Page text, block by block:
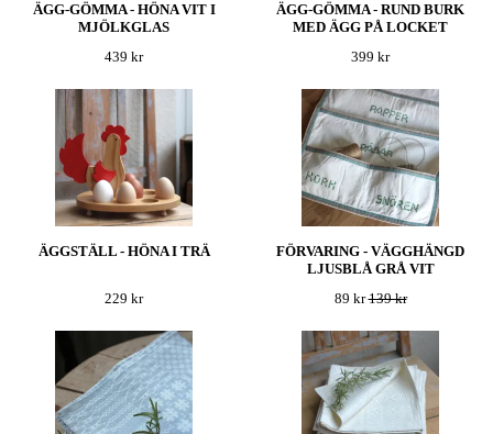
ÄGG-GÖMMA - HÖNA VIT I
MJÖLKGLAS
439 kr
ÄGG-GÖMMA - RUND BURK
MED ÄGG PÅ LOCKET
399 kr
ÄGGSTÄLL - HÖNA I TRÄ
229 kr
FÖRVARING - VÄGGHÄNGD
LJUSBLÅ GRÅ VIT
89 kr139 kr